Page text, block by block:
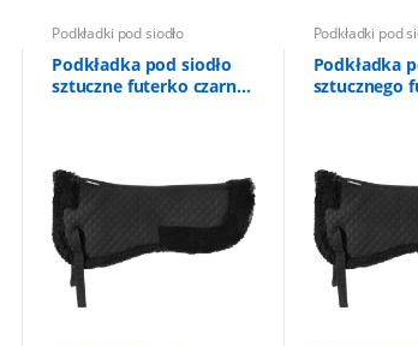
Podkładki pod siodło
Podkładka pod siodło
sztuczne futerko czarna
Podkładki pod
Podkładka
sztucznego